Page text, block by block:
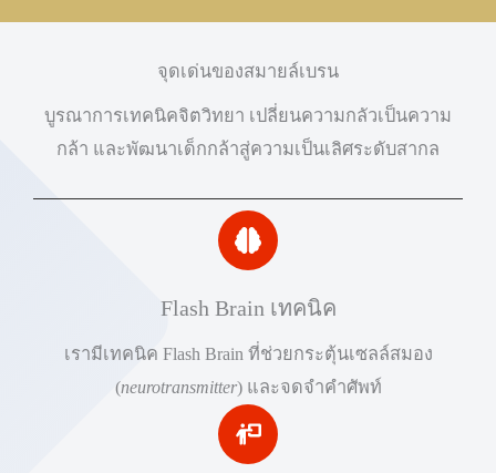
จุดเด่นของสมายล์เบรน
บูรณาการเทคนิคจิตวิทยา เปลี่ยนความกลัวเป็นความ
กล้า และพัฒนาเด็กกล้าสู่ความเป็นเลิศระดับสากล
Flash Brain เทคนิค
เรามีเทคนิค Flash Brain ที่ช่วยกระตุ้นเซลล์สมอง
(neurotransmitter) และจดจำคำศัพท์